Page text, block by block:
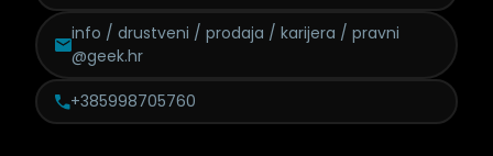
info / drustveni / prodaja / karijera / pravni
@geek.hr
+385998705760